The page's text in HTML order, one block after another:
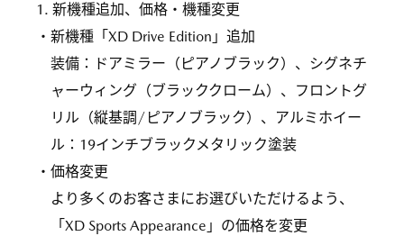
1. 新機種追加、価格・機種変更
・新機種「XD Drive Edition」追加
装備：ドアミラー（ピアノブラック）、シグネチ
ャーウィング（ブラッククローム）、フロントグ
リル（縦基調/ピアノブラック）、アルミホイー
ル：19インチブラックメタリック塗装
・価格変更
より多くのお客さまにお選びいただけるよう、
「XD Sports Appearance」の価格を変更